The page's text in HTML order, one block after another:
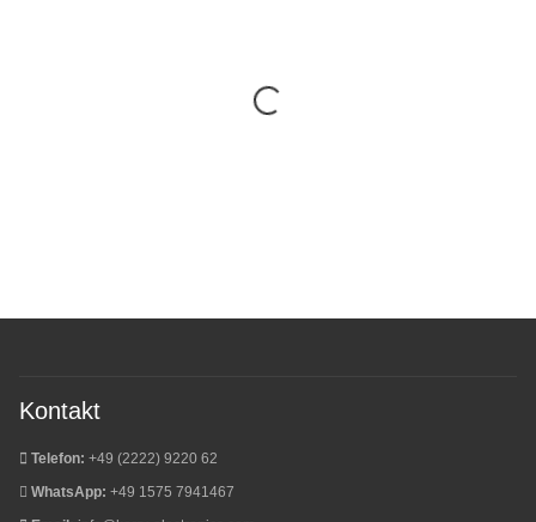
Kontakt
Telefon: +49 (2222) 9220 62
WhatsApp: +49 1575 7941467